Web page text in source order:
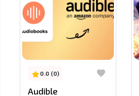
0.0 (0)
Audible